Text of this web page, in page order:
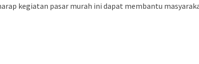
kegiatan pasar murah ini dapat membantu